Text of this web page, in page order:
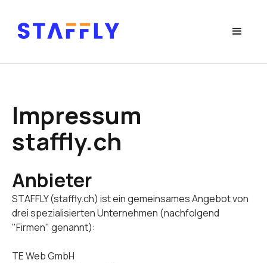
Impressum
staffly.ch
Anbieter
STAFFLY (staffly.ch) ist ein gemeinsames Angebot von
drei spezialisierten Unternehmen (nachfolgend
"Firmen" genannt):
TE Web GmbH